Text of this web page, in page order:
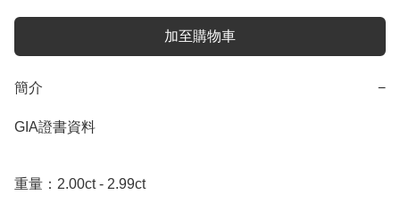
加至購物車
簡介 −
GIA證書資料
重量：2.00ct - 2.99ct